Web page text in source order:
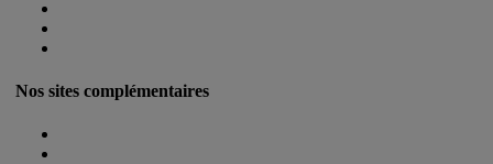
Nos sites complémentaires